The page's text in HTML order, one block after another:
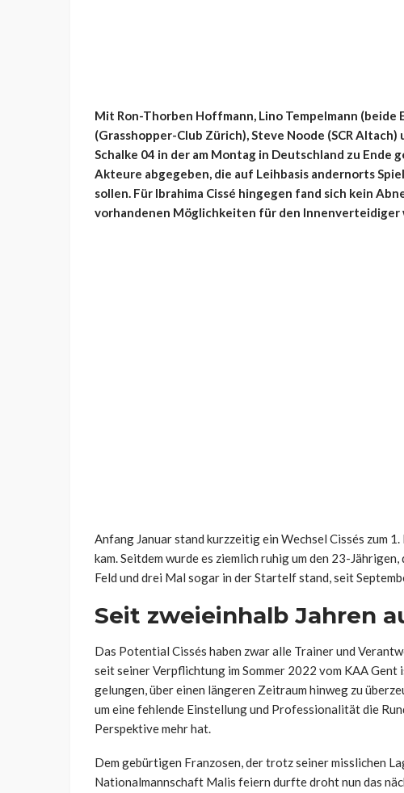
Mit Ron-Thorben Hoffmann, Lino Tempelmann (beide
(Grasshopper-Club Zürich), Steve Noode (SCR
Schalke 04 in der am Montag in Deutschland zu
Akteure abgegeben, die auf Leihbasis andernorts
sollen. Für Ibrahima Cissé hingegen fand sich kein
vorhandenen Möglichkeiten für den Innenverteidiger
Anfang Januar stand kurzzeitig ein Wechsel Cissés zum
kam. Seitdem wurde es ziemlich ruhig um den 23-
Feld und drei Mal sogar in der Startelf stand, seit
Seit zweieinhalb Jahren
Das Potential Cissés haben zwar alle Trainer und
seit seiner Verpflichtung im Sommer 2022 vom KAA
gelungen, über einen längeren Zeitraum hinweg zu
um eine fehlende Einstellung und Professionalität die
Perspektive mehr hat.
Dem gebürtigen Franzosen, der trotz seiner misslichen
Nationalmannschaft Malis feiern durfte droht nun das